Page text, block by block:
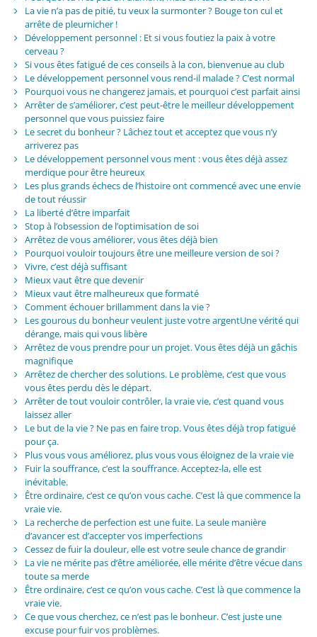
La vie n’a pas de pitié, tu veux la surmonter ? Bouge ton cul et
arrête de pleurnicher !
Développement personnel : Et si vous foutiez la paix à votre
cerveau ?
Si vous êtes fatigué de ces conseils à la con, bienvenue au club
Le développement personnel vous rend-il malade ? C’est normal
Pourquoi vous ne changerez jamais, et pourquoi c’est parfait ainsi
Arrêter de s’améliorer, c’est peut-être le meilleur développement
personnel que vous puissiez faire
Le secret du bonheur ? Lâchez tout et acceptez que vous n’y
arriverez pas
Le développement personnel vous ment : vous êtes déjà assez
merdique pour être heureux
Les plus grands échecs de l’histoire ont commencé avec une envie
de tout réussir
La liberté d’être imparfait
Stop à l’obsession de l’optimisation de soi
Arrêtez de vous améliorer, vous êtes déjà bien
Pourquoi vouloir toujours être une meilleure version de soi ?
Vivre, c’est déjà suffisant
Mieux vaut être que devenir
Mieux vaut être malheureux que formaté
Comment échouer brillamment dans la vie ?
Les gourous du bonheur veulent juste votre argentUne vérité qui
dérange, mais qui vous libère
Arrêtez de vous prendre pour un projet. Vous êtes déjà un gâchis
magnifique
Arrêtez de chercher des solutions. Le problème, c’est que vous
vous êtes perdu dès le départ.
Arrêter de tout vouloir contrôler, la vraie vie, c’est quand vous
laissez aller
Le but de la vie ? Ne pas en faire trop. Vous êtes déjà trop fatigué
pour ça.
Plus vous vous améliorez, plus vous vous éloignez de la vraie vie
Fuir la souffrance, c’est la souffrance. Acceptez-la, elle est
inévitable.
Être ordinaire, c’est ce qu’on vous cache. C’est là que commence la
vraie vie.
La recherche de perfection est une fuite. La seule manière
d’avancer est d’accepter vos imperfections
Cessez de fuir la douleur, elle est votre seule chance de grandir
La vie ne mérite pas d’être améliorée, elle mérite d’être vécue dans
toute sa merde
Être ordinaire, c’est ce qu’on vous cache. C’est là que commence la
vraie vie.
Ce que vous cherchez, ce n’est pas le bonheur. C’est juste une
excuse pour fuir vos problèmes.